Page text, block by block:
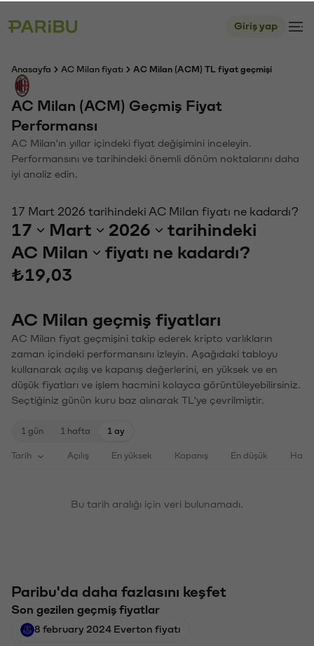
Giriş yap
Anasayfa AC Milan fiyatı AC Milan (ACM) TL fiyat geçmişi
AC Milan (ACM) Geçmiş Fiyat
Performansı
AC Milan'ın yıllar içindeki fiyat değişimini inceleyin.
Performansını ve tarihindeki önemli dönüm noktalarını daha
iyi analiz edin.
17 Mart 2026 tarihindeki AC Milan fiyatı ne kadardı?
17 Mart 2026
tarihindeki
AC Milan
fiyatı ne kadardı?
₺19,03
AC Milan geçmiş fiyatları
AC Milan fiyat geçmişini takip ederek kripto varlıkların
zaman içindeki performansını izleyin. Aşağıdaki tabloyu
kullanarak açılış ve kapanış değerlerini, en yüksek ve en
düşük fiyatları ve işlem hacmini kolayca görüntüleyebilirsiniz.
Seçtiğiniz günün kuru baz alınarak TL'ye çevrilmiştir.
1 gün 1 hafta 1 ay
Tarih Açılış En yüksek Kapanış En düşük
Bu tarih aralığı için veri bulunamadı.
Paribu'da daha fazlasını keşfet
Son gezilen geçmiş fiyatlar
8 february 2024 Everton fiyatı